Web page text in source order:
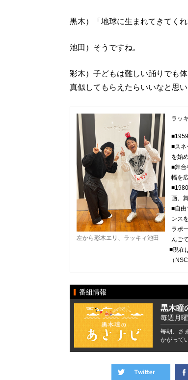
黒木）「地球に生まれてきてく
池田）そうですね。
彩木）子どもは難しい踊りでも
真似してもらえたらいいなと思い
左から彩木エリ、ラッキィ池田
ラッ
■スネ
を始
■舞台
幅を
画、
■自由
ンス
ラポ
んご
■現在
（
番組情報
黒木瞳
毎週月
毎朝、さ
かがって